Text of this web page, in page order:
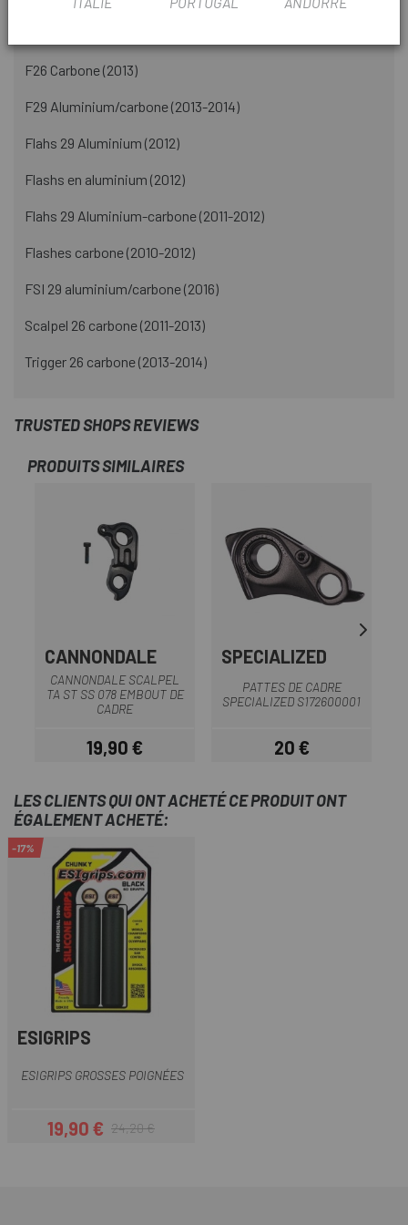
F26 Carbone (2013)
F29 Aluminium/carbone (2013-2014)
Flahs 29 Aluminium (2012)
Flashs en aluminium (2012)
Flahs 29 Aluminium-carbone (2011-2012)
Flashes carbone (2010-2012)
FSI 29 aluminium/carbone (2016)
Scalpel 26 carbone (2011-2013)
Trigger 26 carbone (2013-2014)
TRUSTED SHOPS REVIEWS
PRODUITS SIMILAIRES
CANNONDALE
CANNONDALE SCALPEL
TA ST SS 078 EMBOUT DE
CADRE
Prix
19,90 €
SPECIALIZED
PATTES DE CADRE
SPECIALIZED S172600001
Prix
20 €
LES CLIENTS QUI ONT ACHETÉ CE PRODUIT ONT
ÉGALEMENT ACHETÉ:
-17%
ESIGRIPS
ESIGRIPS GROSSES POIGNÉES
Prix
19,90 €Prix habituel
24,20 €